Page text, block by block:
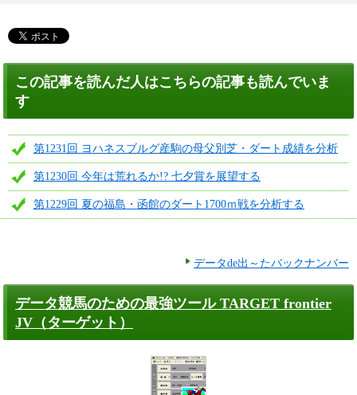
この記事を読んだ人はこちらの記事も読んでいま
す
第1231回 ヨハネスブルグ産駒の母父別芝・ダート成績を分析
第1230回 今年は荒れるか!? 七夕賞を展望する
第1229回 夏の福島・函館のダート1700ｍ戦を分析する
データde出～たバックナンバー
データ競馬のための最強ツール TARGET frontier
JV（ターゲット）